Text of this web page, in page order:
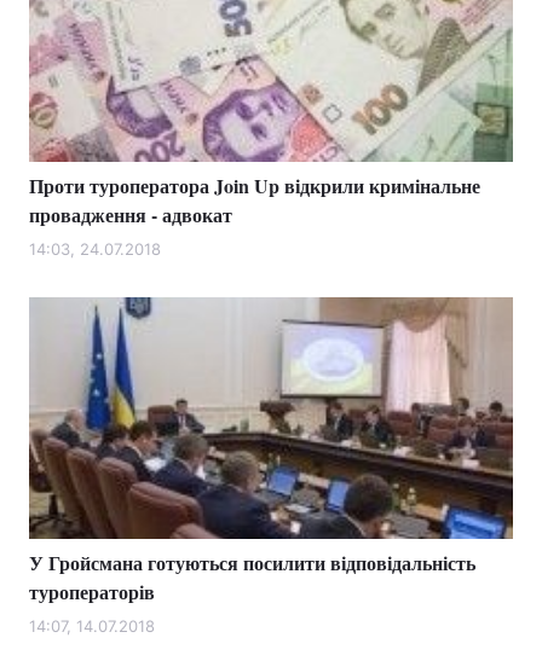
Проти туроператора Join Up відкрили кримінальне
провадження - адвокат
14:03, 24.07.2018
У Гройсмана готуються посилити відповідальність
туроператорів
14:07, 14.07.2018